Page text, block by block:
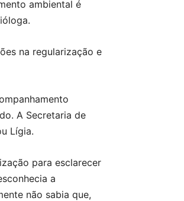
ambiental é
na regularização e
A Secretaria de
Lígia.
para esclarecer
a
não sabia que,